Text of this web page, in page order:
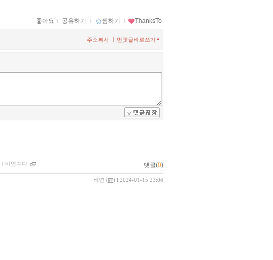
좋아요 ｌ 공유하기 ｌ 찜하기 ｌ ThanksTo
먼댓글바로쓰기
주소복사
ｌ 비연수다 댓글(0)
비연 ( ) l 2024-01-15 23:06